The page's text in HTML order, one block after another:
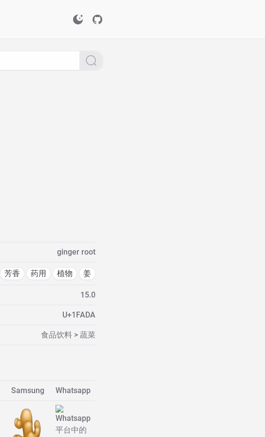
ginger root
芳香 药用 植物 姜
15.0
U+1FADA
食品饮料 > 蔬菜
Samsung Whatsapp